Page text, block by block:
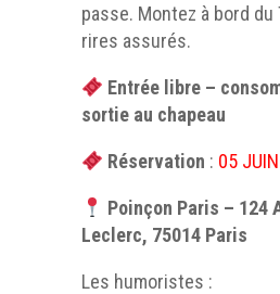
passe. Montez à bord
rires assurés.
Entrée libre –
sortie au chapeau
Réservation : 05
Poinçon Paris – 124
Leclerc, 75014 Paris
Les humoristes :